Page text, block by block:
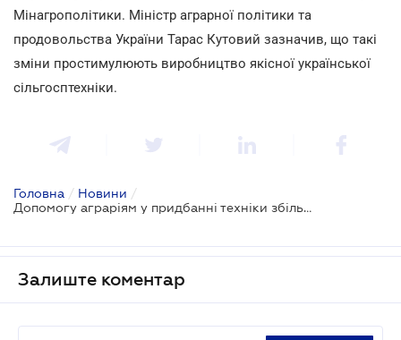
Мінагрополітики. Міністр аграрної політики та
продовольства України Тарас Кутовий зазначив, що такі
зміни простимулюють виробництво якісної української
сільгосптехніки.
Головна / Новини /
Допомогу аграріям у придбанні техніки збільшено
Залиште коментар